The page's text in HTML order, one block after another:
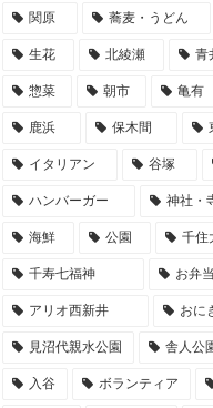
関原 蕎麦・うどん
生花 北綾瀬 青
惣菜 朝市 亀有
鹿浜 保木間
イタリアン 谷塚
ハンバーガー 神社・
海鮮 公園 千住
千寿七福神 お弁当
アリオ西新井 おに
見沼代親水公園 舎人公
入谷 ボランティア